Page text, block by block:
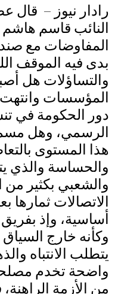
رادار نيوز – قال
النائب قاسم هاشم
المفاوضات مع
بدى فيه الموقف
والتساؤلات هل
المؤسسات وانتهت
دور الحكومة في
الرسمي، وهل
هذا المستوى
والحساسة والذي
والشعبي بكثير من
الاتصالات ثمارها
أساسية، وإذ
وكأنه خارج
يتطلب الانتباه
واضحة تخدم
من الأزمة